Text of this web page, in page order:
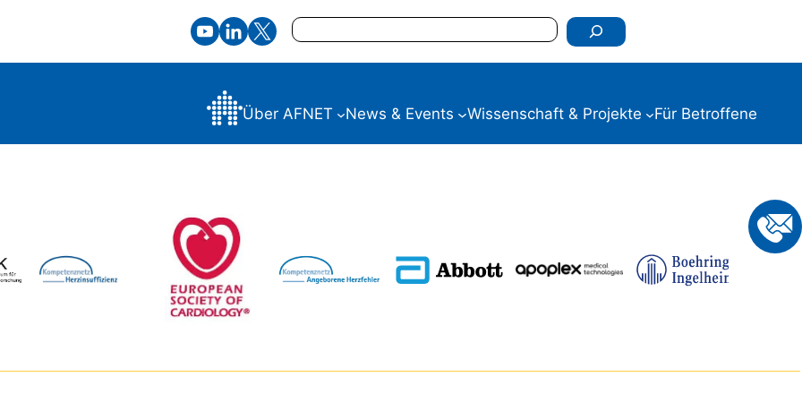
Suchen
Über AFNET News & Events Wissenschaft & Projekte Für Betroffene